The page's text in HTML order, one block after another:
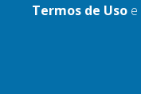
Termos de Uso e